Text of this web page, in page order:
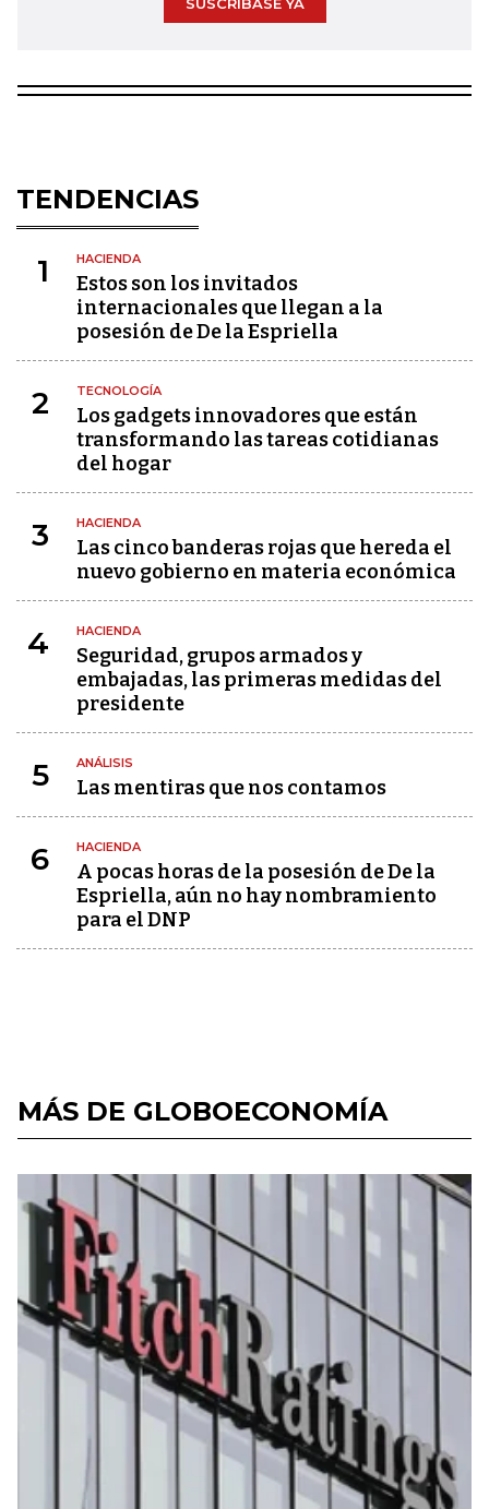
TENDENCIAS
1 HACIENDA
Estos son los invitados
internacionales que llegan a la
posesión de De la Espriella
2 TECNOLOGÍA
Los gadgets innovadores que están
transformando las tareas cotidianas
del hogar
3 HACIENDA
Las cinco banderas rojas que hereda el
nuevo gobierno en materia económica
4 HACIENDA
Seguridad, grupos armados y
embajadas, las primeras medidas del
presidente
5 ANÁLISIS
Las mentiras que nos contamos
6 HACIENDA
A pocas horas de la posesión de De la
Espriella, aún no hay nombramiento
para el DNP
MÁS DE GLOBOECONOMÍA